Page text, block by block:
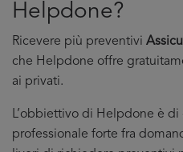
Helpdone?
Ricevere più preventivi
che Helpdone offre
ai privati.
L’obbiettivo di Helpdone è di
professionale forte fra